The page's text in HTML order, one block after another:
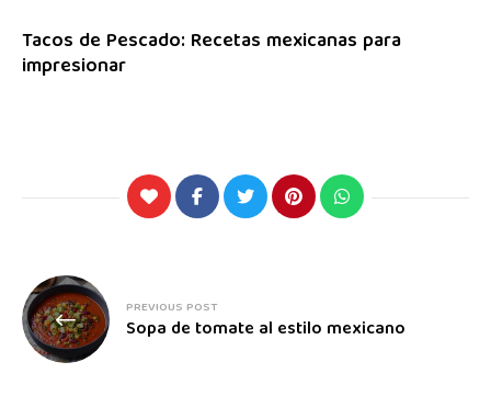
Tacos de Pescado: Recetas mexicanas para
impresionar
PREVIOUS POST
Sopa de tomate al estilo mexicano